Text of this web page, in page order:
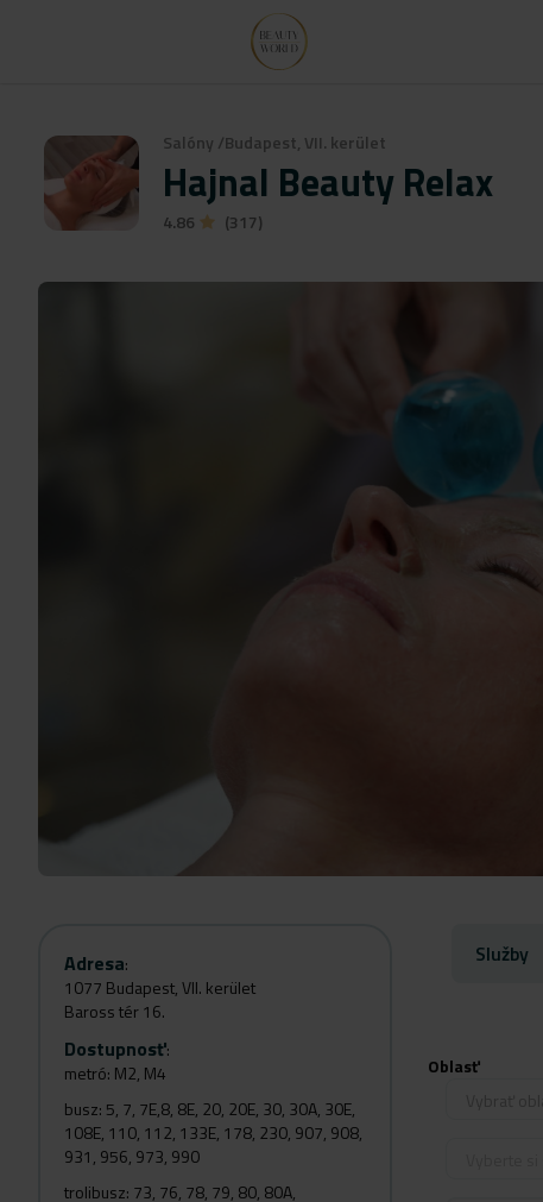
Salóny /Budapest, VII. kerület
Hajnal Beauty Relax
4.86 (317)
Adresa:
1077 Budapest, VII. kerület
Baross tér 16.
Dostupnosť:
metró: M2, M4
busz: 5, 7, 7E,8, 8E, 20, 20E, 30, 30A, 30E,
108E, 110, 112, 133E, 178, 230, 907, 908,
931, 956, 973, 990
trolibusz: 73, 76, 78, 79, 80, 80A,
Služby
Oblasť